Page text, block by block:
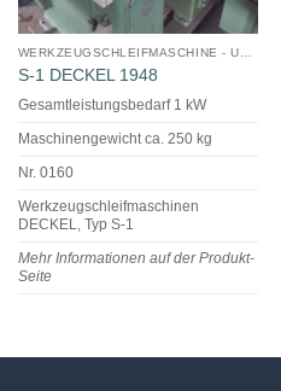
WERKZEUGSCHLEIFMASCHINE - UNIVERSAL
S-1 DECKEL 1948
Gesamtleistungsbedarf 1 kW
Maschinengewicht ca. 250 kg
Nr. 0160
Werkzeugschleifmaschinen
DECKEL, Typ S-1
Mehr Informationen auf der Produkt-
Seite